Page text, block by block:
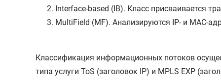
Interface-based (IB). Класс присваивается
MultiField (MF). Анализируются IP- и MAC-
Классификация информационных потоков
типа услуги ToS (заголовок IP) и MPLS EXP